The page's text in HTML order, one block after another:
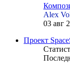
Alex
03 авг
Проект